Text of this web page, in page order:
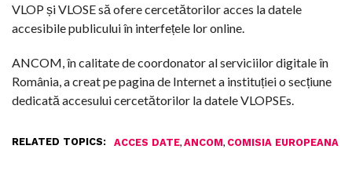
VLOP și VLOSE să ofere cercetătorilor acces la datele
accesibile publicului în interfețele lor online.
ANCOM, în calitate de coordonator al serviciilor digitale în
România, a creat pe pagina de Internet a instituției o secțiune
dedicată accesului cercetătorilor la datele VLOPSEs.
RELATED TOPICS: ACCES DATE, ANCOM, COMISIA EUROPEANA